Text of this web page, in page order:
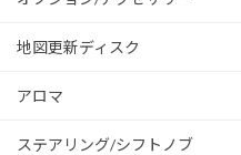
地図更新ディスク
アロマ
ステアリング/シフトノブ